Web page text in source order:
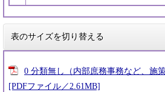
表のサイズを切り替える
0 分類無し（内部庶務事務など、施
[PDFファイル／2.61MB]